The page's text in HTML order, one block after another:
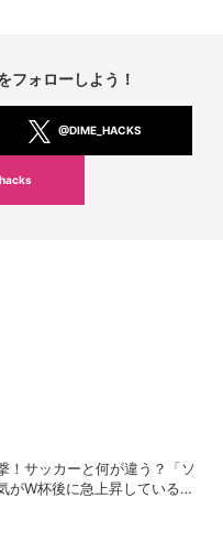
フォローしよう！
@DIME_HACKS
！サッカーと何が違う？「ソ
がW杯後に急上昇しているワ